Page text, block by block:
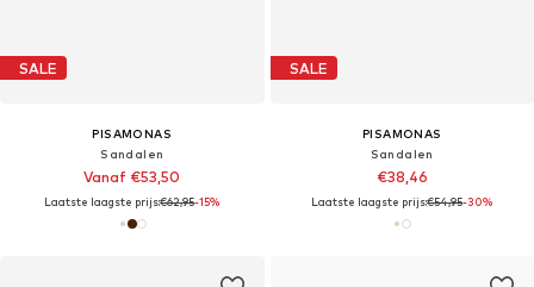
SALE
PISAMONAS
Sandalen
Vanaf €53,50
Laatste laagste prijs:€62,95-15%
SALE
PISAMONAS
Sandalen
€38,46
Laatste laagste prijs:€54,95-30%